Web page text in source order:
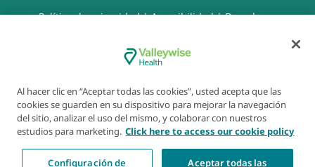
Política de privacidad|Accesibilidad|Derechos y
Aviso de Prohibición de la Discriminación
Exención de responsabilidad con respecto a sitios web
Al hacer clic en “Aceptar todas las cookies”, usted acepta que las
cookies se guarden en su dispositivo para mejorar la navegación
del sitio, analizar el uso del mismo, y colaborar con nuestros
estudios para marketing. Click here to access our cookie policy
Configuración de Aceptar todas las